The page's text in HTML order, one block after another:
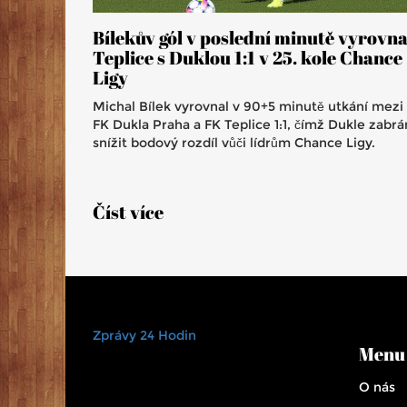
Bílekův gól v poslední minutě
Teplice s Duklou 1:1 v 25. kole Chance
Ligy
Michal Bílek vyrovnal v 90+5 minutě utkání mezi
FK Dukla Praha a FK Teplice 1:1, čímž Dukle
snížit bodový rozdíl vůči lídrům Chance Ligy.
Číst více
Zprávy 24 Hodin
Menu
O nás